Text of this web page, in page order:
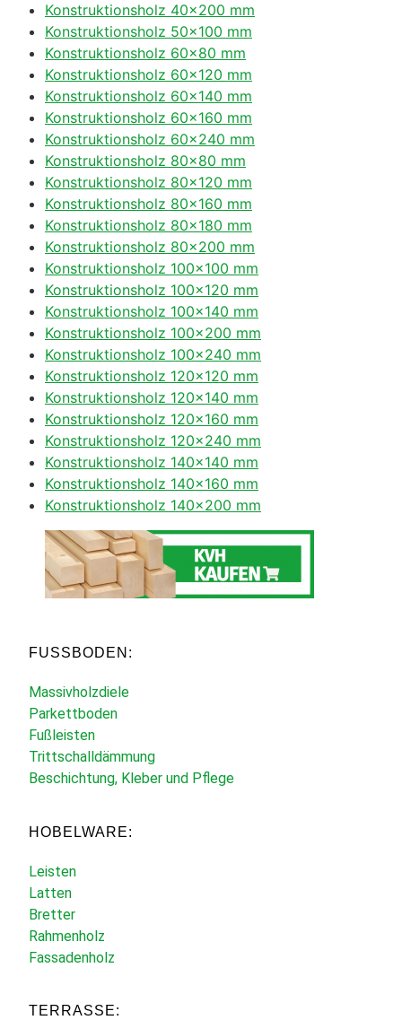
Konstruktionsholz 40×200 mm
Konstruktionsholz 50×100 mm
Konstruktionsholz 60×80 mm
Konstruktionsholz 60×120 mm
Konstruktionsholz 60×140 mm
Konstruktionsholz 60×160 mm
Konstruktionsholz 60×240 mm
Konstruktionsholz 80×80 mm
Konstruktionsholz 80×120 mm
Konstruktionsholz 80×160 mm
Konstruktionsholz 80×180 mm
Konstruktionsholz 80×200 mm
Konstruktionsholz 100×100 mm
Konstruktionsholz 100×120 mm
Konstruktionsholz 100×140 mm
Konstruktionsholz 100×200 mm
Konstruktionsholz 100×240 mm
Konstruktionsholz 120×120 mm
Konstruktionsholz 120×140 mm
Konstruktionsholz 120×160 mm
Konstruktionsholz 120×240 mm
Konstruktionsholz 140×140 mm
Konstruktionsholz 140×160 mm
Konstruktionsholz 140×200 mm
FUSSBODEN:
Massivholzdiele
Parkettboden
Fußleisten
Trittschalldämmung
Beschichtung, Kleber und Pflege
HOBELWARE:
Leisten
Latten
Bretter
Rahmenholz
Fassadenholz
TERRASSE: